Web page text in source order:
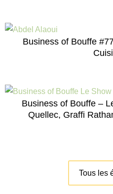
Business of Bouffe
Business of Bouffe –
Quellec, Graffi
Tous les